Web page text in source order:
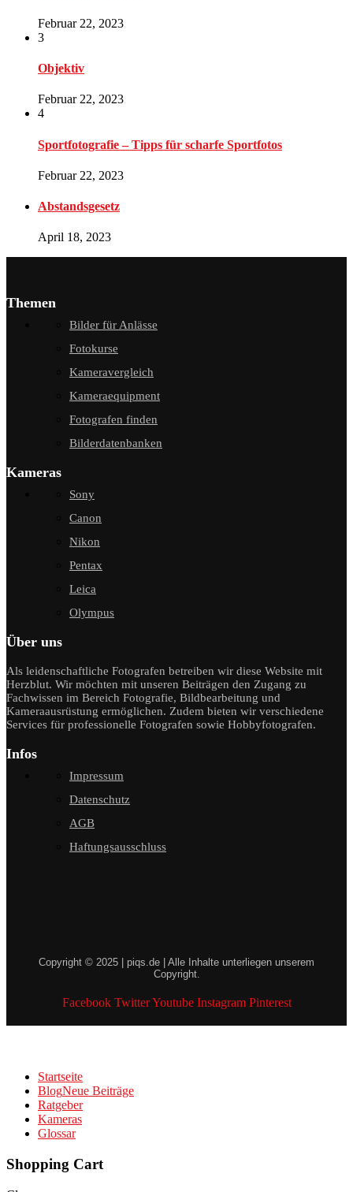
Februar 22, 2023
3
Objektiv
Februar 22, 2023
4
Sportfotografie – Tipps für scharfe Sportfotos
Februar 22, 2023
Abstandsgesetz
April 18, 2023
Themen
Bilder für Anlässe
Fotokurse
Kameravergleich
Kameraequipment
Fotografen finden
Bilderdatenbanken
Kameras
Sony
Canon
Nikon
Pentax
Leica
Olympus
Über uns
Als leidenschaftliche Fotografen betreiben wir diese Website mit
Herzblut. Wir möchten mit unseren Beiträgen den Zugang zu
Fachwissen im Bereich Fotografie, Bildbearbeitung und
Kameraausrüstung ermöglichen. Zudem bieten wir verschiedene
Services für professionelle Fotografen sowie Hobbyfotografen.
Infos
Impressum
Datenschutz
AGB
Haftungsausschluss
Copyright © 2025 | piqs.de | Alle Inhalte unterliegen unserem
Copyright.
Facebook Twitter Youtube Instagram Pinterest
Startseite
BlogNeue Beiträge
Ratgeber
Kameras
Glossar
Shopping Cart